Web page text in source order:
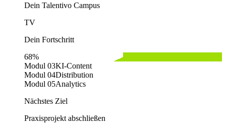
Dein Talentivo Campus
TV
Dein Fortschritt
68%
Modul 03KI-Content
Modul 04Distribution
Modul 05Analytics
Nächstes Ziel
Praxisprojekt abschließen